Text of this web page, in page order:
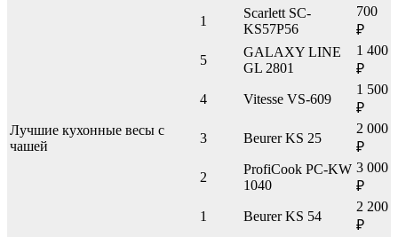
1
Scarlett SC-
KS57P56
700
₽
Лучшие кухонные весы с
чашей
5
GALAXY LINE
GL 2801
1 400
₽
4
Vitesse VS-609
1 500
₽
3
Beurer KS 25
2 000
₽
2
ProfiCook PC-KW
1040
3 000
₽
1
Beurer KS 54
2 200
₽